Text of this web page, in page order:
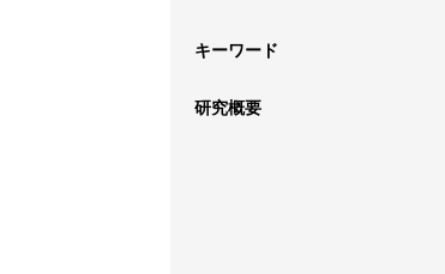
キーワード
研究概要